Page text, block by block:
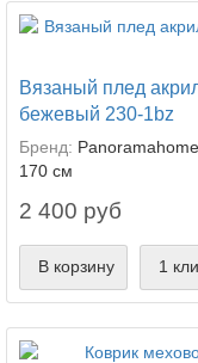
Вязаный плед
бежевый 230-1bz
Бренд: Panoramahome
170 см
2 400 руб
В корзину 1